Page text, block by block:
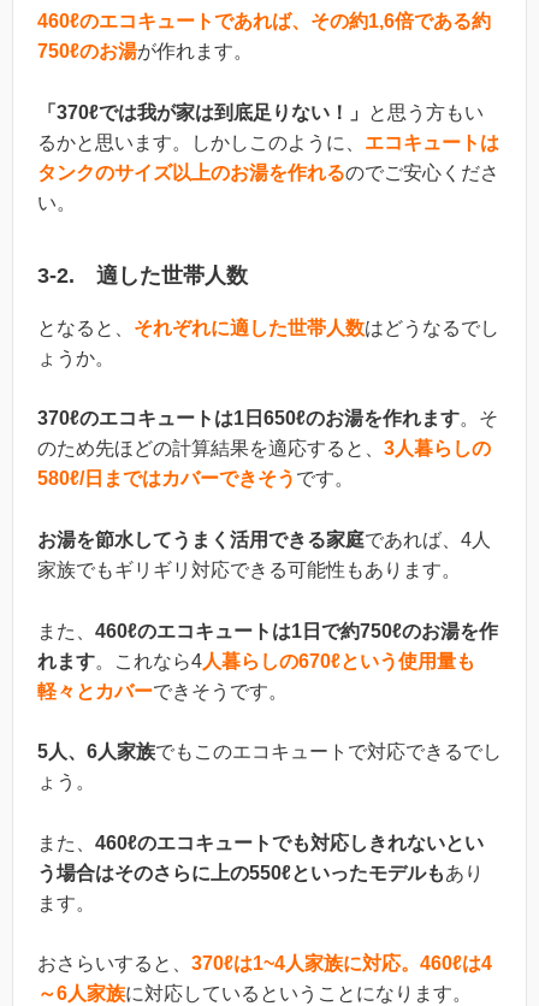
460ℓのエコキュートであれば、その約1,6倍である約
750ℓのお湯が作れます。
「370ℓでは我が家は到底足りない！」
と思う方もい
るかと思います。しかしこのように、 エコキュートは
タンクのサイズ以上のお湯を作れるのでご安心くださ
い。
3-2. 適した世帯人数
となると、 それぞれに適した世帯人数はどうなるでし
ょうか。
370ℓのエコキュートは1日650ℓのお湯を作れます。そ
のため先ほどの計算結果を適応すると、 3人暮らしの
580ℓ/日まではカバーできそう です。
お湯を節水してうまく活用できる家庭であれば、4人
家族でもギリギリ対応できる可能性もあります。
また、 460ℓのエコキュートは1日で約750ℓのお湯を作
れます。これなら4人暮らしの670ℓという使用量も
軽々とカバーできそうです。
5人、6人家族でもこのエコキュートで対応できるでし
ょう。
また、 460ℓのエコキュートでも対応しきれないとい
う場合はそのさらに上の550ℓといったモデルもあり
ます。
おさらいすると、 370ℓは1~4人家族に対応。460ℓは4
～6人家族に対応しているということになります。